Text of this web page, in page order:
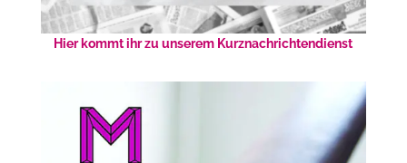
Hier kommt ihr zu unserem Kurznachrichtendienst